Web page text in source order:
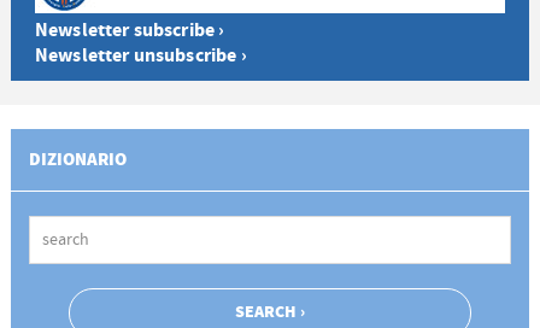
Newsletter subscribe ›
Newsletter unsubscribe ›
DIZIONARIO